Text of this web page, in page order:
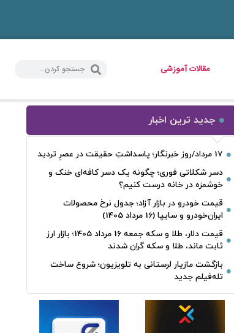
مقالات آموزشی
جدید ترین اخبار
17 مرداد/روز خبرنگار؛ پاسداشتِ حقیقت در عصرِ تردید
دسر شکلاتی فوری؛ چگونه یک دسر کافه‌ای خنک و
خوشمزه در خانه درست کنیم؟
قیمت خودرو در بازار آزاد؛ جدول نرخ محصولات
ایران‌خودرو و سایپا (16 مرداد 1405)
قیمت دلار، طلا و سکه جمعه 16 مرداد 1405؛ بازار ارز
ثابت ماند، طلا و سکه گران شدند
بازگشت مازیار لرستانی به تلویزیون؛ شروع ساخت
تله‌فیلم جدید